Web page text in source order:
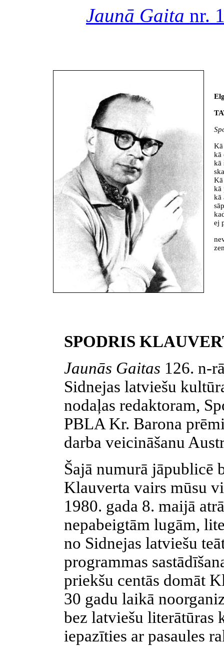
Jaunā Gaita nr.
Kā
kā
kā
Kā
kā
kā
ej
SPODRIS
Jaunās Gaitas 126. n-
Sidnejas latviešu
nodaļas redaktoram,
PBLA Kr. Barona
darba veicināšanu
Šajā numurā jāpublicē
Klauverta vairs mūsu
1980. gada 8. maijā
nepabeigtām lugām,
no Sidnejas latviešu
programmas
priekšu centās domāt
30 gadu laikā
bez latviešu literātūras
iepazīties ar pasaules